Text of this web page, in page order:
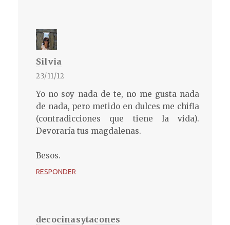
Silvia
23/11/12
Yo no soy nada de te, no me gusta nada
de nada, pero metido en dulces me chifla
(contradicciones que tiene la vida).
Devoraría tus magdalenas.
Besos.
RESPONDER
decocinasytacones